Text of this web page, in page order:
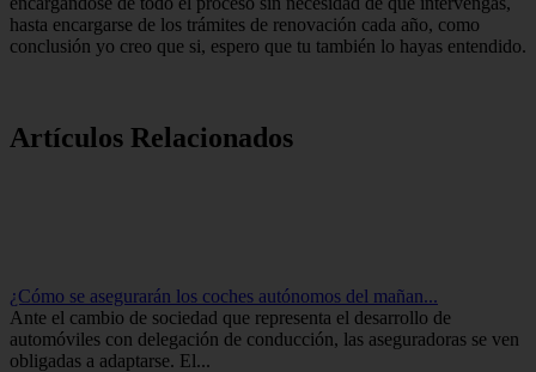
hasta encargarse de los trámites de renovación cada año, como
conclusión yo creo que si, espero que tu también lo hayas entendido.
Artículos Relacionados
¿Cómo se asegurarán los coches autónomos del mañan...
Ante el cambio de sociedad que representa el desarrollo de
automóviles con delegación de conducción, las aseguradoras se ven
obligadas a adaptarse. El...